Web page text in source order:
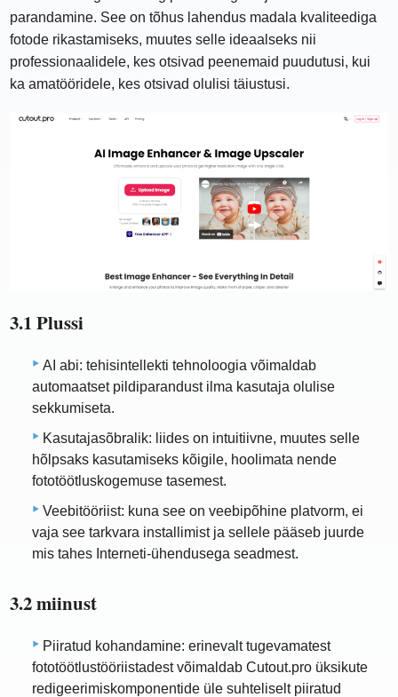
parandamine. See on tõhus lahendus madala kvaliteediga
fotode rikastamiseks, muutes selle ideaalseks nii
professionaalidele, kes otsivad peenemaid puudutusi, kui
ka amatööridele, kes otsivad olulisi täiustusi.
3.1 Plussi
AI abi: tehisintellekti tehnoloogia võimaldab
automaatset pildiparandust ilma kasutaja olulise
sekkumiseta.
Kasutajasõbralik: liides on intuitiivne, muutes selle
hõlpsaks kasutamiseks kõigile, hoolimata nende
fototöötluskogemuse tasemest.
Veebitööriist: kuna see on veebipõhine platvorm, ei
vaja see tarkvara installimist ja sellele pääseb juurde
mis tahes Interneti-ühendusega seadmest.
3.2 miinust
Piiratud kohandamine: erinevalt tugevamatest
fototöötlustööriistadest võimaldab Cutout.pro üksikute
redigeerimiskomponentide üle suhteliselt piiratud